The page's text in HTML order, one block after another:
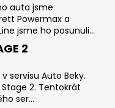
auta jsme
Powermax a
jsme ho posunuli...
2
servisu Auto Beky.
2. Tentokrát
ser...